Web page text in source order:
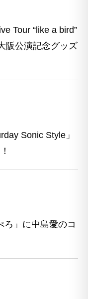
Tour “like a bird”
阪公演記念グッズ
Sonic Style」
ろ」に中島愛のコ